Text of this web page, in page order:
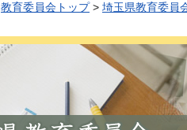
教育委員会トップ> 埼玉県教育委員